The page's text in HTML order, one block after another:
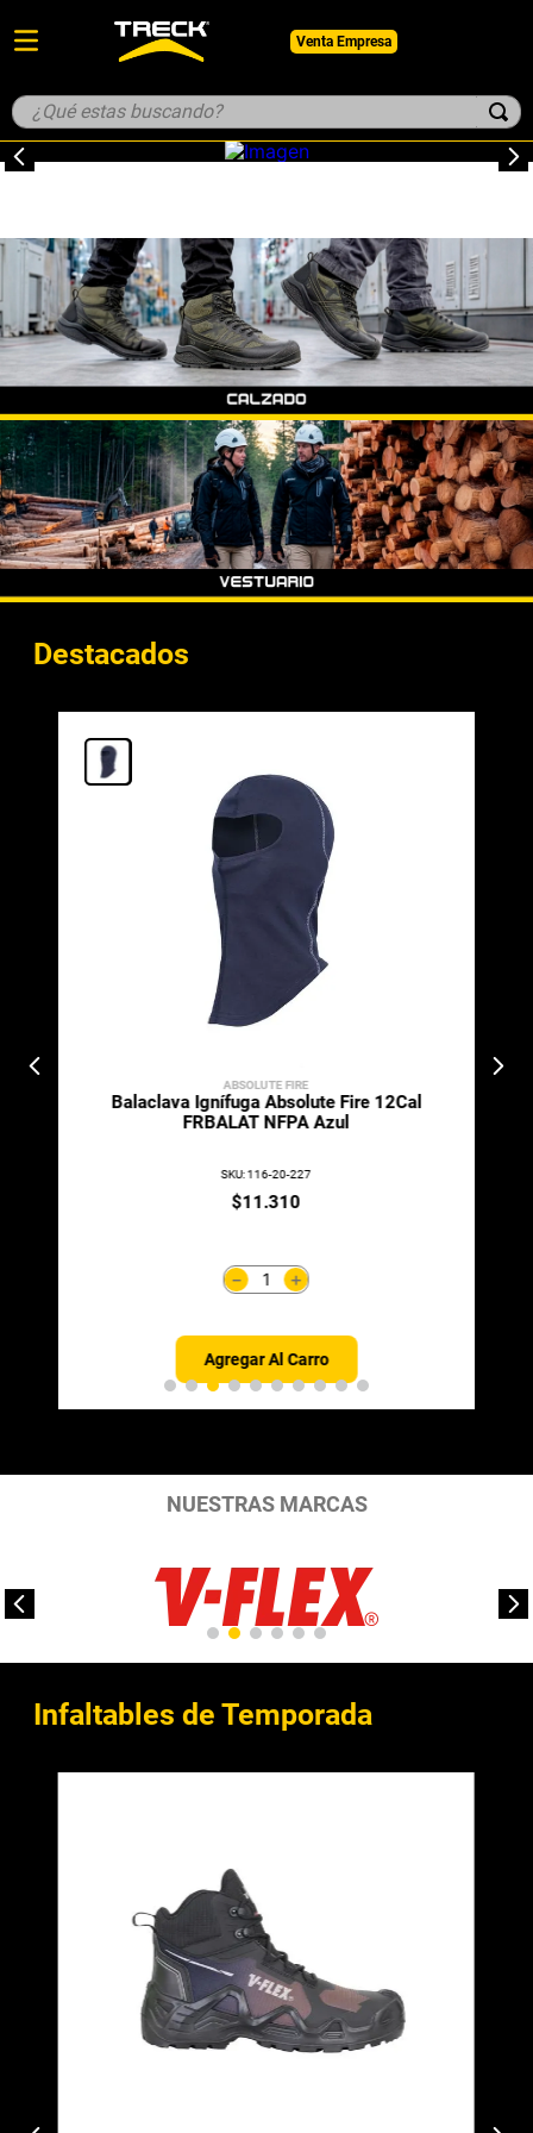
Venta Empresa
¿Qué estas buscando?
Destacados
ABSOLUTE FIRE
Balaclava Ignífuga Absolute Fire 12Cal
FRBALAT NFPA Azul
SKU:116-20-227
$11.310
＋
－
Agregar Al Carro
NUESTRAS MARCAS
Infaltables de Temporada
TÉRMINOS MÁS BUSCADOS
3 guantes
4. geologo
5. casco